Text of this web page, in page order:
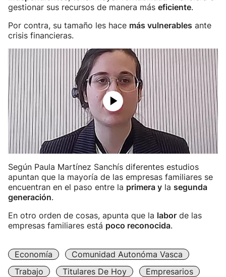
gestionar sus recursos de manera más eficiente.
Por contra, su tamaño les hace más vulnerables ante
crisis financieras.
Según Paula Martínez Sanchís diferentes estudios
apuntan que la mayoría de las empresas familiares se
encuentran en el paso entre la primera y la segunda
generación.
En otro orden de cosas, apunta que la labor de las
empresas familiares está poco reconocida.
Economía
Comunidad Autonóma Vasca
Trabajo
Titulares De Hoy Empresarios